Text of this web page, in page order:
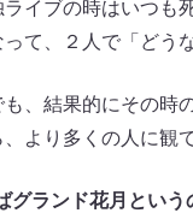
イブの時はいつも死
て、２人で「どう
、結果的にその時
より多くの人に観
グランド花月という